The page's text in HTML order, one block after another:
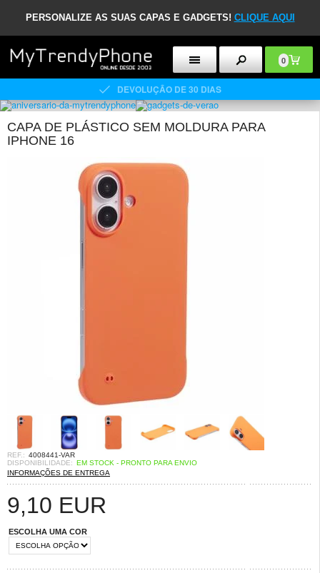
PERSONALIZE AS SUAS CAPAS E GADGETS! CLIQUE AQUI
0
DEVOLUÇÃO DE 30 DIAS
CAPA DE PLÁSTICO SEM MOLDURA PARA
IPHONE 16
REF.: 4008441-VAR
DISPONIBILIDADE: EM STOCK - PRONTO PARA ENVIO
INFORMAÇÕES DE ENTREGA
9,10 EUR
ESCOLHA UMA COR